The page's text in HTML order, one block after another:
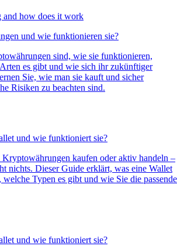
und wie funktionieren sie?
sind, wie sie funktionieren,
es gibt und wie sich ihr zukünftiger
Sie, wie man sie kauft und sicher
Risiken zu beachten sind.
und wie funktioniert sie?
kaufen oder aktiv handeln –
nichts. Dieser Guide erklärt, was eine Wallet
Typen es gibt und wie Sie die passende
und wie funktioniert sie?